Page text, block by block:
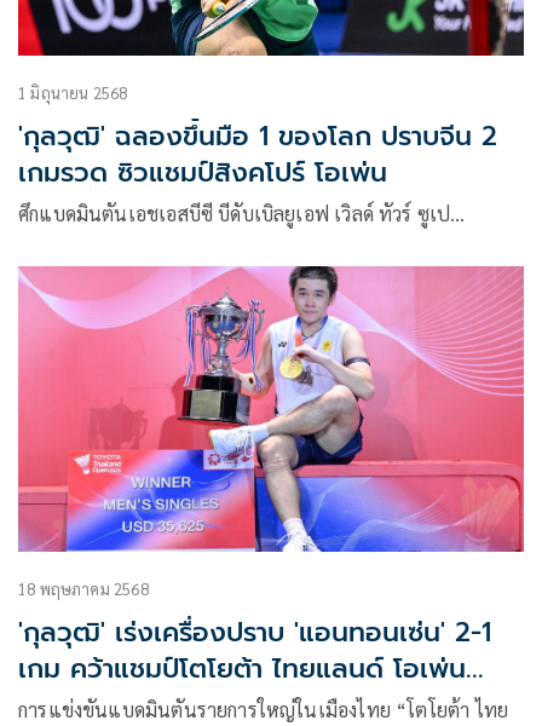
1 มิถุนายน 2568
'กุลวุฒิ' ฉลองขึ้นมือ 1 ของโลก ปราบจีน 2
เกมรวด ซิวแชมป์สิงคโปร์ โอเพ่น
ศึกแบดมินตันเอชเอสบีซี บีดับเบิลยูเอฟ เวิลด์ ทัวร์ ซูเป…
18 พฤษภาคม 2568
'กุลวุฒิ' เร่งเครื่องปราบ 'แอนทอนเซ่น' 2-1
เกม คว้าแชมป์โตโยต้า ไทยแลนด์ โอเพ่น
2025
การแข่งขันแบดมินตันรายการใหญ่ในเมืองไทย “โตโยต้า ไทย